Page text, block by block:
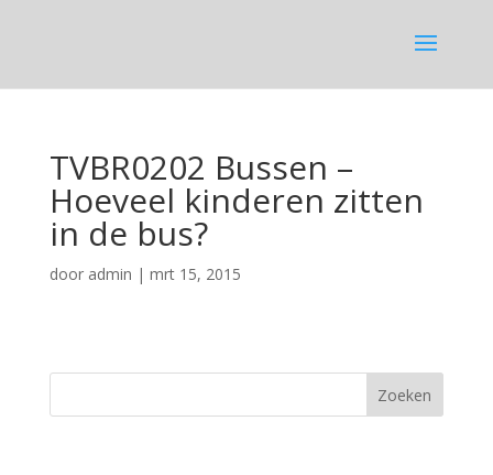
TVBR0202 Bussen –
Hoeveel kinderen zitten
in de bus?
door admin | mrt 15, 2015